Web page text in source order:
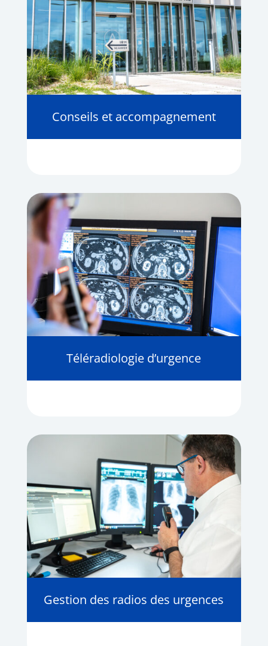
Conseils et accompagnement
Téléradiologie d’urgence
Gestion des radios des urgences